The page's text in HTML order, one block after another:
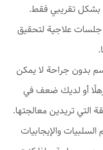
بشكل تقريبي فقط.
جلسات علاجية لتحقيق
بدون جراحة لا يمكن
أو لديك ضعف في
التي تريدين معالجتها.
والإيجابيات